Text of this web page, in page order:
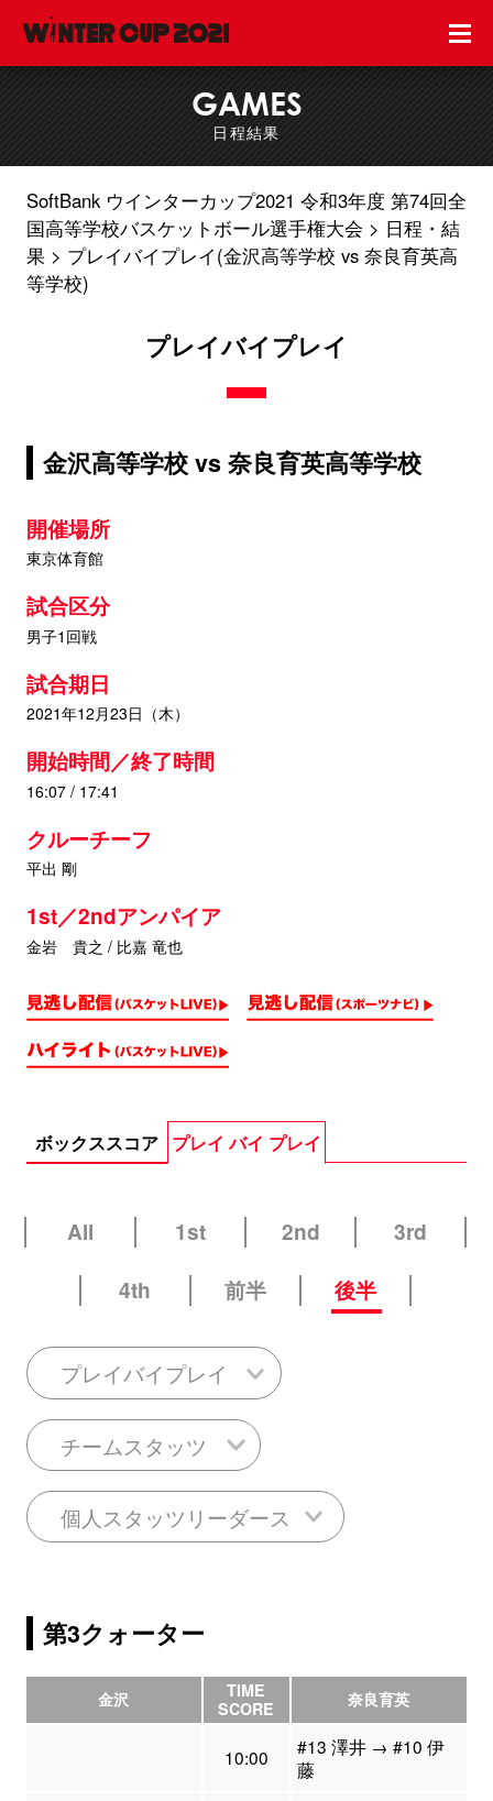
GAMES
日程結果
SoftBank ウインターカップ2021 令和3年度 第74回全
国高等学校バスケットボール選手権大会
日程・結
果
プレイバイプレイ(金沢高等学校 vs 奈良育英高
等学校)
プレイバイプレイ
金沢高等学校 vs 奈良育英高等学校
開催場所
東京体育館
試合区分
男子1回戦
試合期日
2021年12月23日（木）
開始時間／終了時間
16:07 / 17:41
クルーチーフ
平出 剛
1st／2ndアンパイア
金岩 貴之 / 比嘉 竜也
ボックススコア プレイ バイ プレイ
All 1st 2nd
3rd
4th
前半 後半
プレイバイプレイ
チームスタッツ
個人スタッツリーダース
第3クォーター
金沢
TIME
SCORE
奈良育英
10:00
#13 澤井 → #10 伊
藤